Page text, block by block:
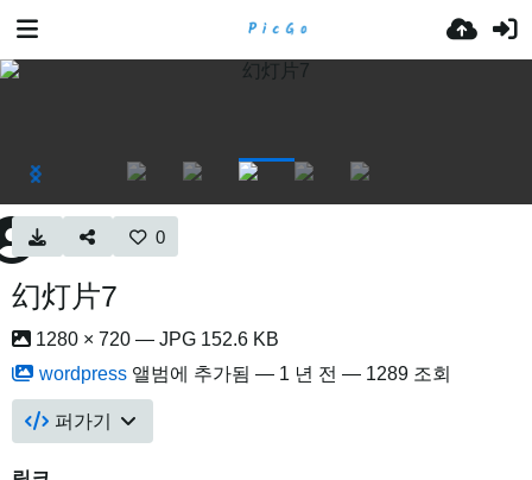
0
幻灯片7
1280 × 720 — JPG 152.6 KB
wordpress 앨범에 추가됨 — 1 년 전 — 1289 조회
퍼가기